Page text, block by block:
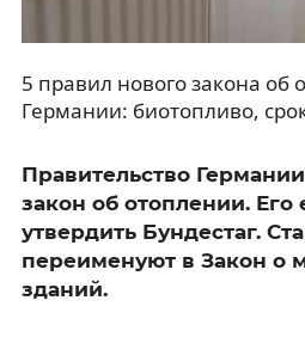
5 правил нового закона об
Германии: биотопливо,
Правительство
закон об отоплении.
утвердить Бундестаг.
переименуют в Закон о
зданий.